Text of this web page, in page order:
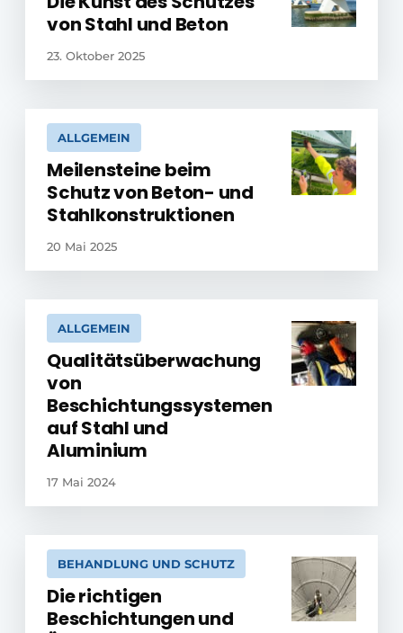
von Stahl und Beton
23. Oktober 2025
ALLGEMEIN
Meilensteine beim
Schutz von Beton- und
Stahlkonstruktionen
20 Mai 2025
ALLGEMEIN
Qualitätsüberwachung
von
Beschichtungssystemen
auf Stahl und
Aluminium
17 Mai 2024
BEHANDLUNG UND SCHUTZ
Die richtigen
Beschichtungen und